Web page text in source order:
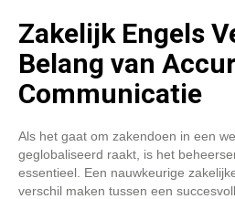
Zakelijk Engels
Belang van
Communicatie
Als het gaat om zakendoen in een
geglobaliseerd raakt, is het
essentieel. Een nauwkeurige
verschil maken tussen een